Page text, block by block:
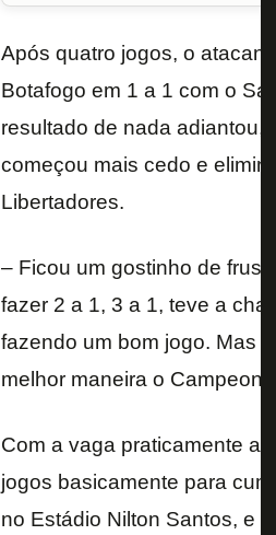
Após quatro jogos, o
Botafogo em 1 a 1 com o
resultado de nada adiantou,
começou mais cedo e
Libertadores.
– Ficou um gostinho de
fazer 2 a 1, 3 a 1, teve a
fazendo um bom jogo. Mas
melhor maneira o
Com a vaga praticamente
jogos basicamente para
no Estádio Nilton Santos, e